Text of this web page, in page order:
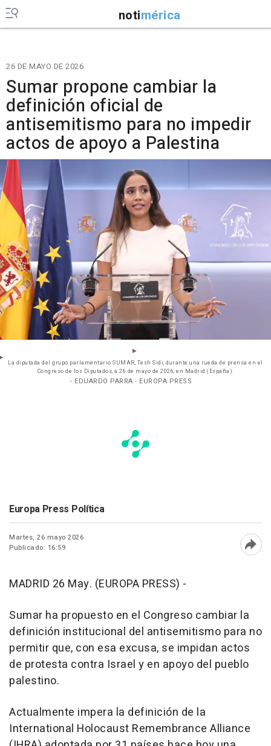
notimérica
26 DE MAYO DE 2026
Sumar propone cambiar la
definición oficial de
antisemitismo para no impedir
actos de apoyo a Palestina
La diputada del grupo parlamentario SUMAR, Tesh Sidi, durante una rueda de prensa en el
Congreso de los Diputados, a 26 de mayo de 2026, en Madrid (España).
- EDUARDO PARRA - EUROPA PRESS
Europa Press Política
Martes, 26 mayo 2026
Publicado: 16:59
MADRID 26 May. (EUROPA PRESS) -
Sumar ha propuesto en el Congreso cambiar la
definición institucional del antisemitismo para no
permitir que, con esa excusa, se impidan actos
de protesta contra Israel y en apoyo del pueblo
palestino.
Actualmente impera la definición de la
International Holocaust Remembrance Alliance